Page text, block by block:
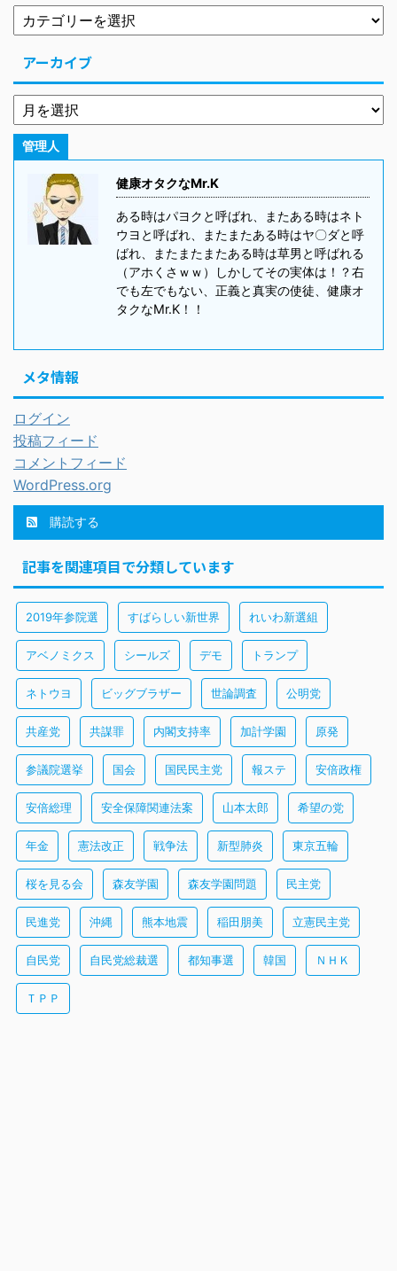
アーカイブ
管理人
健康オタクなMr.K
ある時はパヨクと呼ばれ、またある時はネト
ウヨと呼ばれ、またまたある時はヤ〇ダと呼
ばれ、またまたまたある時は草男と呼ばれる
（アホくさｗｗ）しかしてその実体は！？右
でも左でもない、正義と真実の使徒、健康オ
タクなMr.K！！
メタ情報
ログイン
投稿フィード
コメントフィード
WordPress.org
購読する
記事を関連項目で分類しています
2019年参院選 すばらしい新世界 れいわ新選組
アベノミクス シールズ デモ トランプ
ネトウヨ ビッグブラザー 世論調査 公明党
共産党 共謀罪 内閣支持率 加計学園 原発
参議院選挙 国会 国民民主党 報ステ 安倍政権
安倍総理 安全保障関連法案 山本太郎 希望の党
年金 憲法改正 戦争法 新型肺炎 東京五輪
桜を見る会 森友学園 森友学園問題 民主党
民進党 沖縄 熊本地震 稲田朋美 立憲民主党
自民党 自民党総裁選 都知事選 韓国 ＮＨＫ
ＴＰＰ